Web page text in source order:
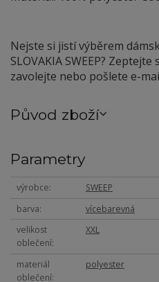
Nejste si jistí výběrem
SLOVAKIA SWEEP?
zavolejte nebo pošlete e-
Původ zboží
Parametry
výrobce
SWEEP
barva
vícebarevná
velikost
oblečení
XXL
materiál
oblečení
polyester